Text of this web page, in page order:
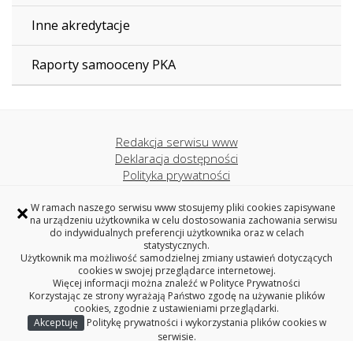
× W ramach naszego serwisu www stosujemy pliki cookies zapisywane
na urządzeniu użytkownika w celu dostosowania zachowania serwisu
do indywidualnych preferencji użytkownika oraz w celach
statystycznych.
Użytkownik ma możliwość samodzielnej zmiany ustawień dotyczących
cookies w swojej przeglądarce internetowej.
Więcej informacji można znaleźć w Polityce Prywatności
Korzystając ze strony wyrażają Państwo zgodę na używanie plików
cookies, zgodnie z ustawieniami przeglądarki.
Akceptuję
Politykę prywatności i wykorzystania plików cookies w
serwisie.
Inne akredytacje
Raporty samooceny PKA
Redakcja serwisu www
Deklaracja dostępności
Polityka prywatności
Dział Jakości Kształcenia Politechniki Białostockiej
ul. Wiejska 45C (pokoje: 223, 225), 15-351 Białystok
tel. 85 746-92-91, 85 746-90-16
e-mail: djk@pb.edu.pl
Copyright © 2026 Politechnika Białostocka